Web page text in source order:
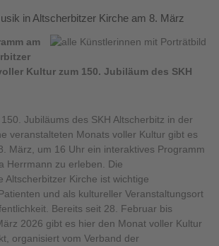
in Altscherbitzer Kirche am 8. März
am
Kultur zum 150. Jubiläum des SKH
Jubiläums des SKH Altscherbitz in der
veranstalteten Monats voller Kultur gibt es
März, um 16 Uhr ein interaktives Programm
Herrmann zu erleben. Die
Altscherbitzer Kirche ist wichtige
und als kultureller Veranstaltungsort
Bereits seit 28. Februar bis
2026 gibt es hier den Monat voller Kultur
organisiert vom Verband der